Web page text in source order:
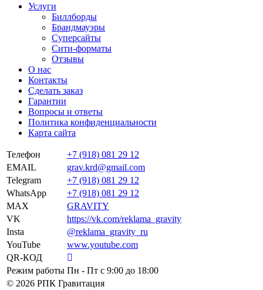
Услуги
Биллборды
Брандмауэры
Суперсайты
Сити-форматы
Отзывы
О нас
Контакты
Сделать заказ
Гарантии
Вопросы и ответы
Политика конфиденциальности
Карта сайта
Телефон
+7 (918) 081 29 12
EMAIL
grav.krd@gmail.com
Telegram
+7 (918) 081 29 12
WhatsApp
+7 (918) 081 29 12
MAX
GRAVITY
VK
https://vk.com/reklama_gravity
Insta
@reklama_gravity_ru
YouTube
www.youtube.com
QR-КОД
Режим работы Пн - Пт c 9:00 до 18:00
© 2026 РПК Гравитация